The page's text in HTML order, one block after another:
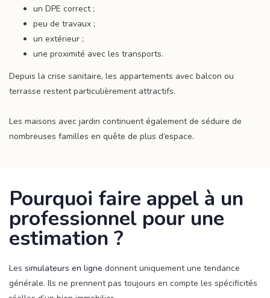
un DPE correct ;
peu de travaux ;
un extérieur ;
une proximité avec les transports.
Depuis la crise sanitaire, les appartements avec balcon ou
terrasse restent particulièrement attractifs.
Les maisons avec jardin continuent également de séduire de
nombreuses familles en quête de plus d’espace.
Pourquoi faire appel à un
professionnel pour une
estimation ?
Les simulateurs en ligne donnent uniquement une tendance
générale. Ils ne prennent pas toujours en compte les spécificités